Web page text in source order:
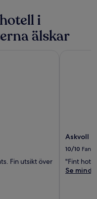
i
älskar
Fin utsikt över
Askvoll
10/10
"Fint
Se